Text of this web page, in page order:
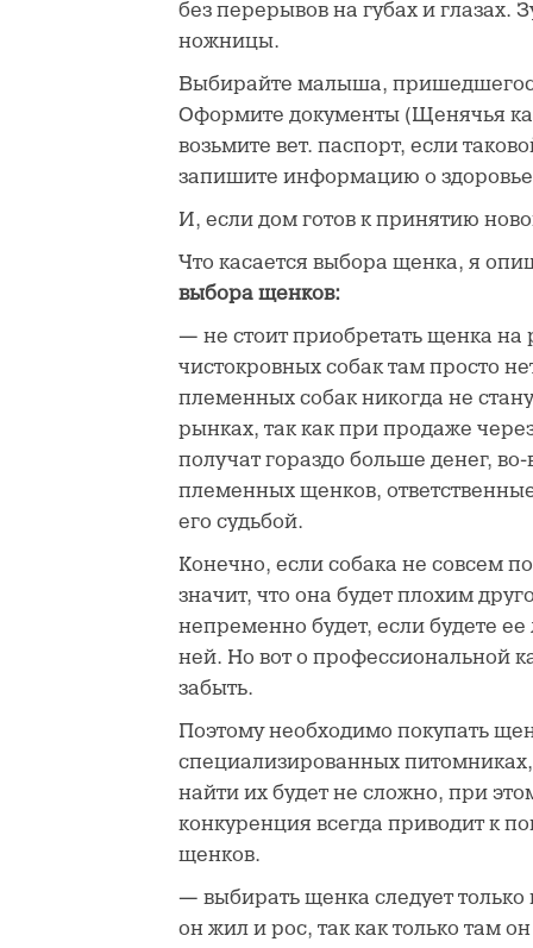
без перерывов на губах и глазах.
ножницы.
Выбирайте малыша,
Оформите документы (Щенячья
возьмите вет. паспорт, если
запишите информацию о здоровье
И, если дом готов к принятию
Что касается выбора щенка, я
выбора щенков:
— не стоит приобретать щенка на
чистокровных собак там просто
племенных собак никогда не
рынках, так как при продаже
получат гораздо больше денег,
племенных щенков,
его судьбой.
Конечно, если собака не совсем
значит, что она будет плохим
непременно будет, если будете ее
ней. Но вот о профессиональной
забыть.
Поэтому необходимо покупать
специализированных питомниках,
найти их будет не сложно, при
конкуренция всегда приводит к
щенков.
— выбирать щенка следует только
он жил и рос, так как только там